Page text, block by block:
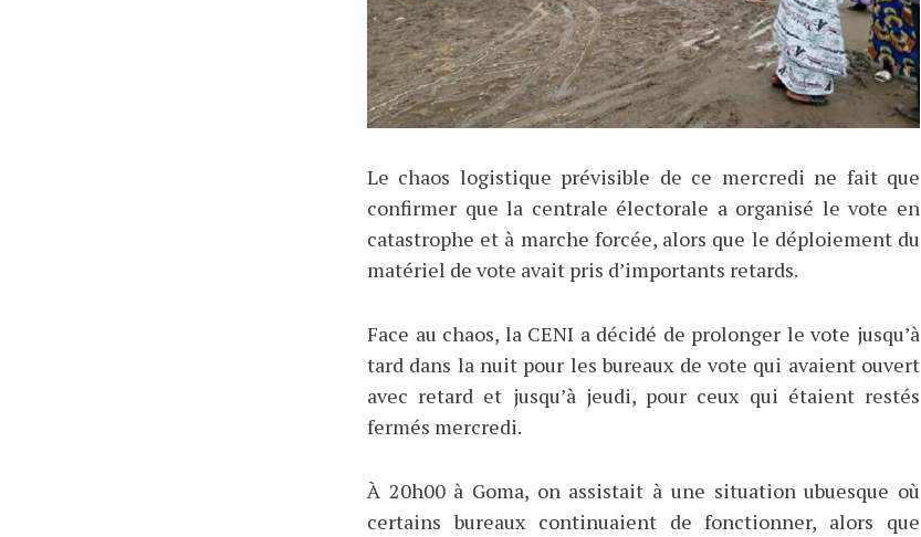
Le chaos logistique prévisible de ce mercredi ne fait que
confirmer que la centrale électorale a organisé le vote en
catastrophe et à marche forcée, alors que le déploiement du
matériel de vote avait pris d’importants retards.
Face au chaos, la CENI a décidé de prolonger le vote jusqu’à
tard dans la nuit pour les bureaux de vote qui avaient ouvert
avec retard et jusqu’à jeudi, pour ceux qui étaient restés
fermés mercredi.
À 20h00 à Goma, on assistait à une situation ubuesque où
certains bureaux continuaient de fonctionner, alors que